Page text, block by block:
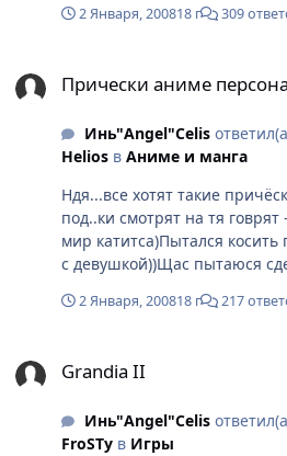
Ророуни Кеншин и много всякого. А плохие
настоящей мохоро...и
2 Января, 200818 г 309
Прически аниме
Инь"Angel"Celis
Helios в Аниме и манга
Ндя...все хотят такие
под..ки смотрят на тя
мир катитса)Пытался косить
с девушкой))Щас пытаюся
мин...и
2 Января, 200818 г 217
Grandia II
Инь"Angel"Celis
FroSTу в Игры